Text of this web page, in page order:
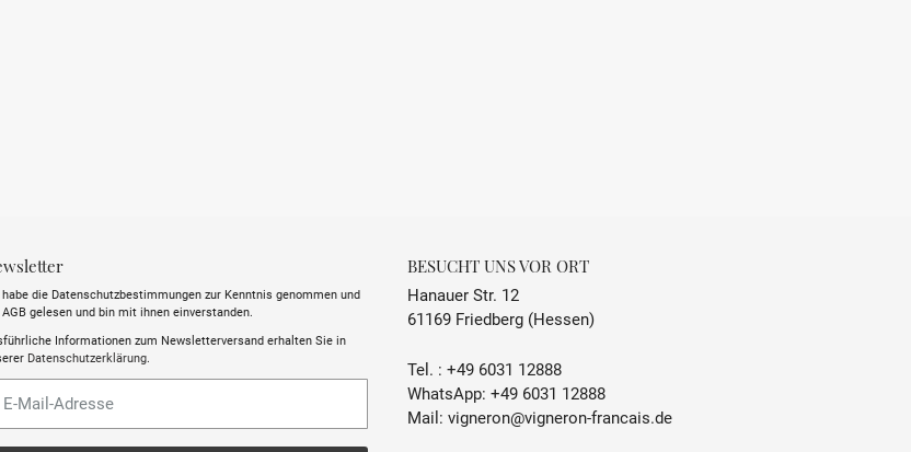
habe die Datenschutzbestimmungen zur Kenntnis genommen und
gelesen und bin mit ihnen einverstanden.
Informationen zum Newsletterversand erhalten Sie in
Datenschutzerklärung
BESUCHT UNS VOR ORT
Hanauer Str. 12
61169 Friedberg (Hessen)
Tel. : +49 6031 12888
WhatsApp: +49 6031 12888
Mail: vigneron@vigneron-francais.de